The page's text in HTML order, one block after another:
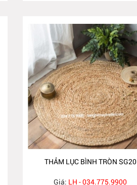
THẢM LỤC BÌNH TRÒN SG20
Giá: LH - 034.775.9900